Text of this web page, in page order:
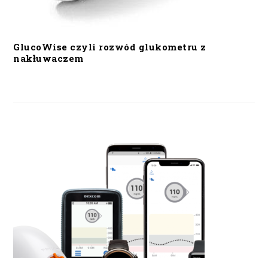
GlucoWise czyli rozwód glukometru z
nakłuwaczem